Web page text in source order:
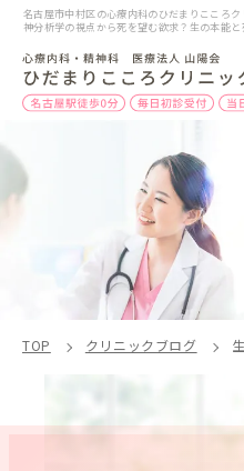
名古屋市中村区の心療内科のひだまりこころ
神分析学の視点から死を望む欲求？生の本能
TOP クリニックブログ